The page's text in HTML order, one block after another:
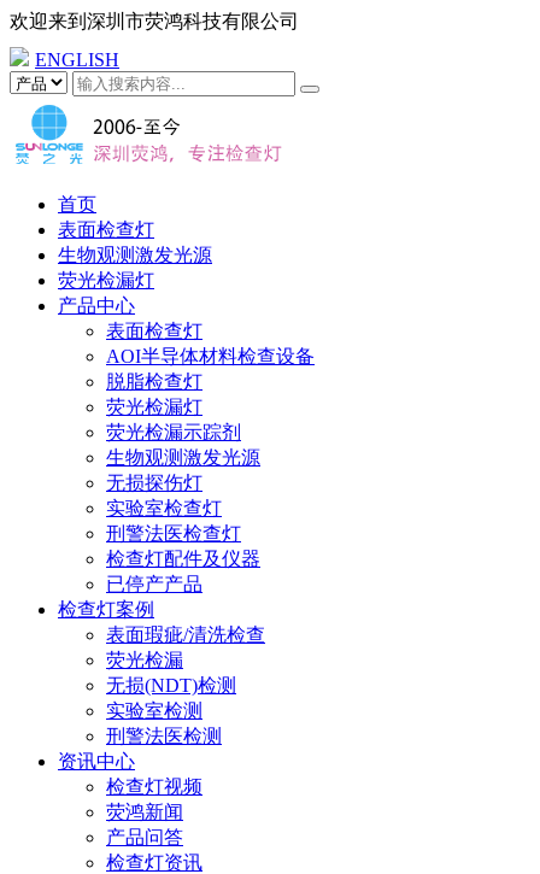
欢迎来到 深圳市荧鸿科技有限公司
ENGLISH
首页
表面检查灯
生物观测激发光源
荧光检漏灯
产品中心
表面检查灯
AOI半导体材料检查设备
脱脂检查灯
荧光检漏灯
荧光检漏示踪剂
生物观测激发光源
无损探伤灯
实验室检查灯
刑警法医检查灯
检查灯配件及仪器
已停产产品
检查灯案例
表面瑕疵/清洗检查
荧光检漏
无损(NDT)检测
实验室检测
刑警法医检测
资讯中心
检查灯视频
荧鸿新闻
产品问答
检查灯资讯